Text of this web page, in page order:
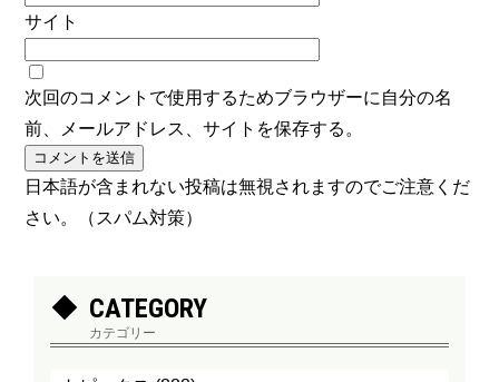
サイト
次回のコメントで使用するためブラウザーに自分の名
前、メールアドレス、サイトを保存する。
日本語が含まれない投稿は無視されますのでご注意くだ
さい。（スパム対策）
CATEGORY
カテゴリー